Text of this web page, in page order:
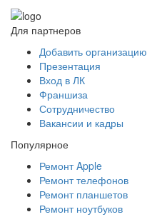
Для партнеров
Добавить организацию
Презентация
Вход в ЛК
Франшиза
Сотрудничество
Вакансии и кадры
Популярное
Ремонт Apple
Ремонт телефонов
Ремонт планшетов
Ремонт ноутбуков